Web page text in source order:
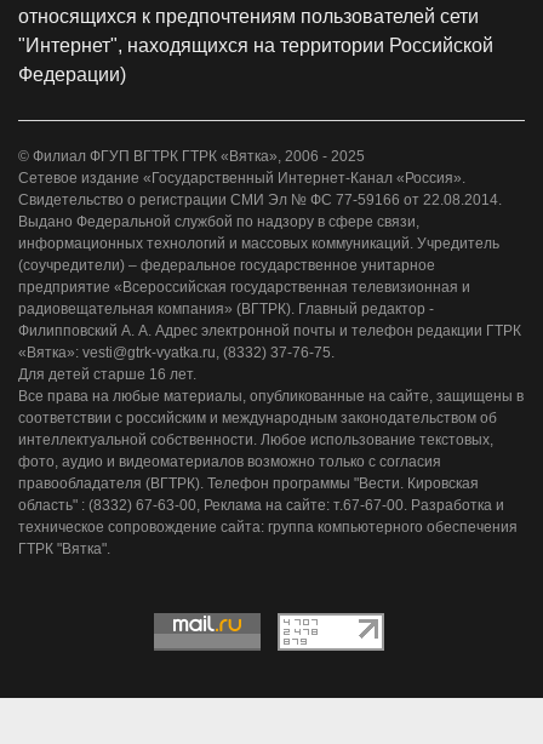
относящихся к предпочтениям пользователей сети
"Интернет", находящихся на территории Российской
Федерации)
© Филиал ФГУП ВГТРК ГТРК «Вятка», 2006 - 2025
Сетевое издание «Государственный Интернет-Канал «Россия».
Свидетельство о регистрации СМИ Эл № ФС 77-59166 от 22.08.2014.
Выдано Федеральной службой по надзору в сфере связи,
информационных технологий и массовых коммуникаций. Учредитель
(соучредители) – федеральное государственное унитарное
предприятие «Всероссийская государственная телевизионная и
радиовещательная компания» (ВГТРК). Главный редактор -
Филипповский А. А. Адрес электронной почты и телефон редакции ГТРК
«Вятка»: vesti@gtrk-vyatka.ru, (8332) 37-76-75.
Для детей старше 16 лет.
Все права на любые материалы, опубликованные на сайте, защищены в
соответствии с российским и международным законодательством об
интеллектуальной собственности. Любое использование текстовых,
фото, аудио и видеоматериалов возможно только с согласия
правообладателя (ВГТРК). Телефон программы "Вести. Кировская
область" : (8332) 67-63-00, Реклама на сайте: т.67-67-00. Разработка и
техническое сопровождение сайта: группа компьютерного обеспечения
ГТРК "Вятка".